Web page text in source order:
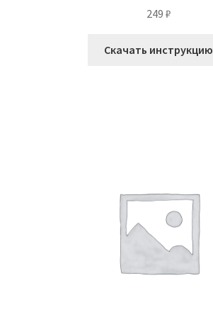
249 ₽
Скачать инструкцию